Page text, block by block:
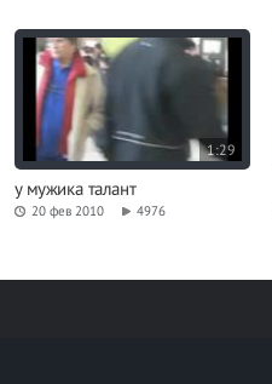
1:29
у мужика талант
20 фев 2010 4976